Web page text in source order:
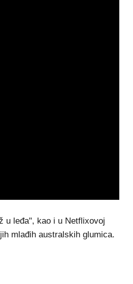
u leđa", kao i u Netflixovoj
mlađih australskih glumica.